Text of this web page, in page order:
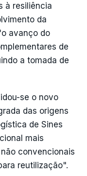
à resiliência
da
avanço do
de
a tomada de
se o novo
das origens
de Sines
mais
convencionais
reutilização".